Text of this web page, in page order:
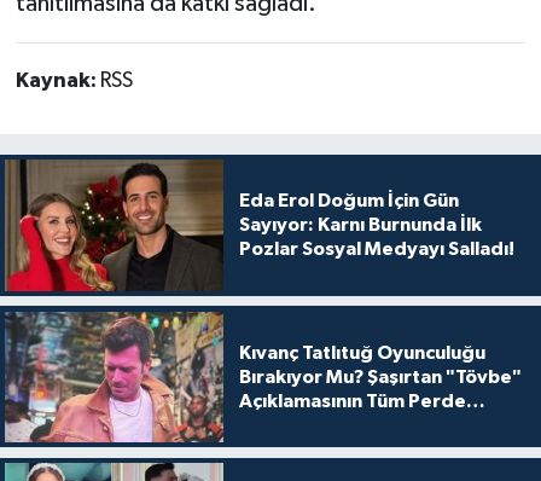
Kaynak: RSS
Eda Erol Doğum İçin Gün
Sayıyor: Karnı Burnunda İlk
Pozlar Sosyal Medyayı Salladı!
Kıvanç Tatlıtuğ Oyunculuğu
Bırakıyor Mu? Şaşırtan "Tövbe"
Açıklamasının Tüm Perde